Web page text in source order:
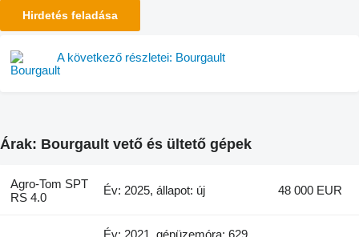
Hirdetés feladása
A következő részletei: Bourgault
Árak: Bourgault vető és ültető gépek
Agro-Tom SPT
RS 4.0
Év: 2025, állapot: új 48 000 EUR
Év: 2021, gépüzemóra: 629